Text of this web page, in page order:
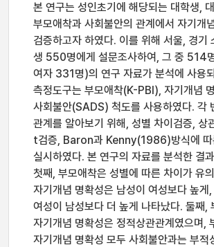
본 연구는 성인초기에 해당되는 대학생,
부모애착과 사회불안의 관계에서 자기개
검증하고자 하였다. 이를 위해 서울, 경기
생 550명에게 설문조사하여, 그 중 514
여자 331명)의 연구 자료가 분석에 사용
측정도구는 부모애착(K-PBI), 자기개념
사회불안(SADS) 척도를 사용하였다. 각
관계를 알아보기 위해, 성별 차이검증, 상
t검증, Baron과 Kenny(1986)방식에 따
실시하였다. 본 연구의 자료를 분석한 결
첫째, 부모애착은 성별에 따른 차이가 유
자기개념 명확성은 남성이 여성보다 높게
여성이 남성보다 더 높게 나타났다. 둘째,
자기개념 명확성은 정적상관관계였으며,
자기개념 명확성 모두 사회불안과는 부적